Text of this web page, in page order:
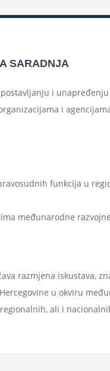
SARADNJA
i
i
funkcija u
međunarodne
razmjena iskustava,
u okviru
ali i